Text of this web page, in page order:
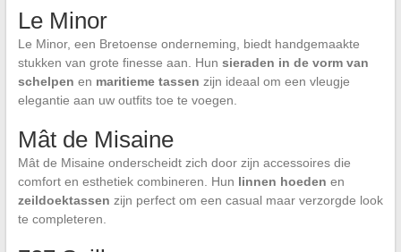
Le Minor
Le Minor, een Bretoense onderneming, biedt handgemaakte
stukken van grote finesse aan. Hun sieraden in de vorm van
schelpen en maritieme tassen zijn ideaal om een vleugje
elegantie aan uw outfits toe te voegen.
Mât de Misaine
Mât de Misaine onderscheidt zich door zijn accessoires die
comfort en esthetiek combineren. Hun linnen hoeden en
zeildoektassen zijn perfect om een casual maar verzorgde look
te completeren.